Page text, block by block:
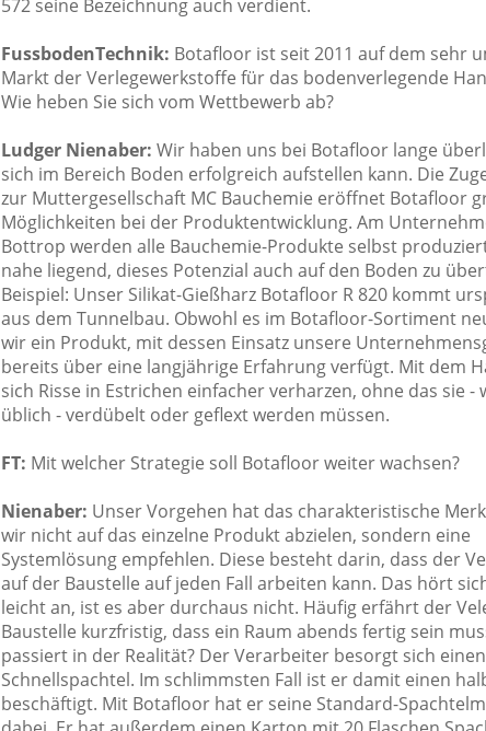
572 seine Bezeichnung auch verdient.
FussbodenTechnik: Botafloor ist seit 2011 auf dem sehr
Markt der Verlegewerkstoffe für das bodenverlegende
Wie heben Sie sich vom Wettbewerb ab?
Ludger Nienaber: Wir haben uns bei Botafloor lange
sich im Bereich Boden erfolgreich aufstellen kann. Die
zur Muttergesellschaft MC Bauchemie eröffnet Botafloor
Möglichkeiten bei der Produktentwicklung. Am
Bottrop werden alle Bauchemie-Produkte selbst
nahe liegend, dieses Potenzial auch auf den Boden zu
Beispiel: Unser Silikat-Gießharz Botafloor R 820 kommt
aus dem Tunnelbau. Obwohl es im Botafloor-Sortiment
wir ein Produkt, mit dessen Einsatz unsere
bereits über eine langjährige Erfahrung verfügt. Mit dem
sich Risse in Estrichen einfacher verharzen, ohne das sie -
üblich - verdübelt oder geflext werden müssen.
FT: Mit welcher Strategie soll Botafloor weiter wachsen?
Nienaber: Unser Vorgehen hat das charakteristische
wir nicht auf das einzelne Produkt abzielen, sondern eine
Systemlösung empfehlen. Diese besteht darin, dass der
auf der Baustelle auf jeden Fall arbeiten kann. Das hört
leicht an, ist es aber durchaus nicht. Häufig erfährt der
Baustelle kurzfristig, dass ein Raum abends fertig sein
passiert in der Realität? Der Verarbeiter besorgt sich einen
Schnellspachtel. Im schlimmsten Fall ist er damit einen
beschäftigt. Mit Botafloor hat er seine Standard-